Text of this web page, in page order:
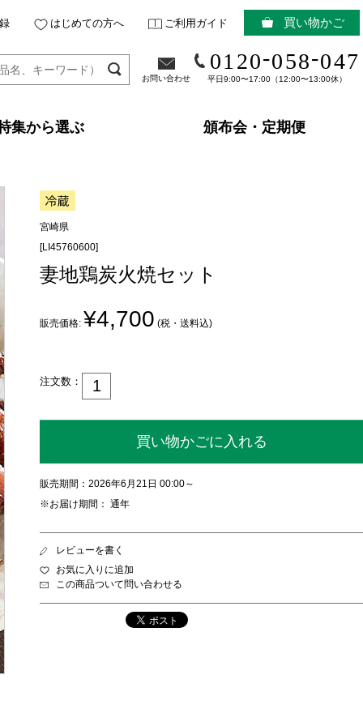
はじめての方へ ご利用ガイド 買い物かご
お問い合わせ
0120-058-047
平日9:00〜17:00（12:00〜13:00休）
集から選ぶ 頒布会・定期便
宮崎県
[LI45760600]
妻地鶏炭火焼セット
販売価格: ¥4,700 (税・送料込)
注文数：
買い物かごに入れる
販売期間：2026年6月21日 00:00～
※お届け期間： 通年
レビューを書く
お気に入りに追加
この商品ついて問い合わせる